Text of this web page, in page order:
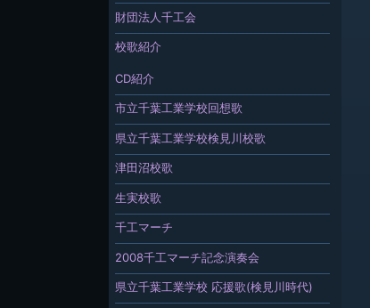
財団法人千工会
校歌紹介
CD紹介
市立千葉工業学校回想歌
県立千葉工業学校検見川校歌
津田沼校歌
生実校歌
千工マーチ
2008千工マーチ記念演奏会
県立千葉工業学校 応援歌(検見川時代)